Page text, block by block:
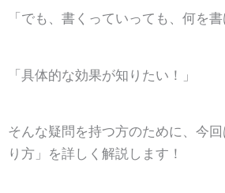
「でも、書くっていっても、何を
「具体的な効果が知りたい！」
そんな疑問を持つ方のために、今
り方」を詳しく解説します！